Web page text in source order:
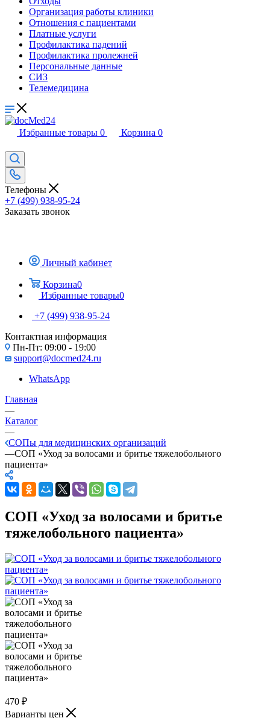
Организация работы клиники
Отношения с пациентами
Платные услуги
Профилактика падений
Профилактика пролежней
Персональные данные
СИЗ
Телемедицина
Избранные товары 0 Корзина 0
Телефоны
+7 (499) 938-95-24
Заказать звонок
Личный кабинет
Корзина0
Избранные товары0
+7 (499) 938-95-24
Контактная информация
Пн-Пт: 09:00 - 19:00
support@docmed24.ru
WhatsApp
Главная
—
Каталог
—
СОПы для медицинских организаций
—СОП «Уход за волосами и бритье тяжелобольного
пациента»
СОП «Уход за волосами и бритье
тяжелобольного пациента»
470 ₽
Варианты цен